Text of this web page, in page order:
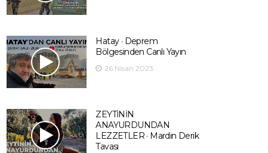
Hatay · Deprem
Bölgesinden Canlı Yayın
26 Nisan 2023
ZEYTİNİN
ANAYURDUNDAN
LEZZETLER · Mardin Derik
Tavası